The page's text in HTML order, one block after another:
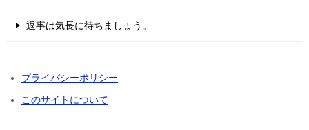
返事は気長に待ちましょう。
プライバシーポリシー
このサイトについて